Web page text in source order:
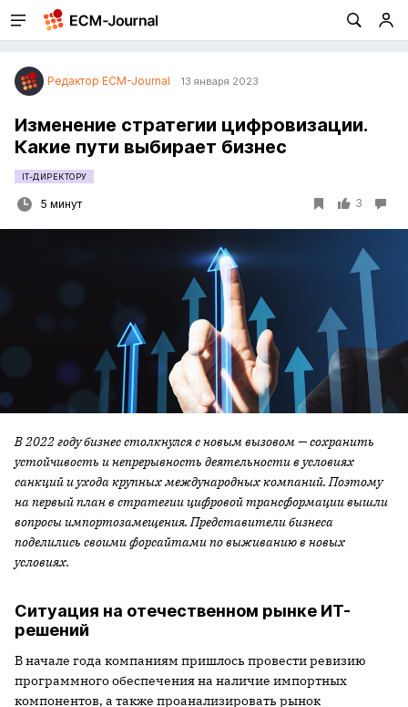
Редактор ECM-Journal 13 января 2023
Изменение стратегии цифровизации.
Какие пути выбирает бизнес
IT-ДИРЕКТОРУ
5 минут 3
В 2022 году бизнес столкнулся с новым вызовом — сохранить
устойчивость и непрерывность деятельности в условиях
санкций и ухода крупных международных компаний. Поэтому
на первый план в стратегии цифровой трансформации вышли
вопросы импортозамещения. Представители бизнеса
поделились своими форсайтами по выживанию в новых
условиях.
Ситуация на отечественном рынке ИТ-
решений
В начале года компаниям пришлось провести ревизию
программного обеспечения на наличие импортных
компонентов, а также проанализировать рынок